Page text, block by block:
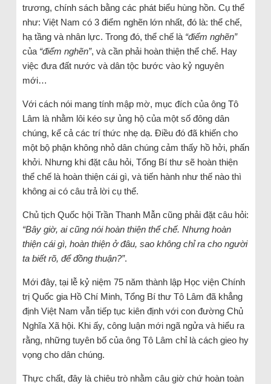
trương, chính sách bằng các phát biểu hùng hồn. Cụ thể
như: Việt Nam có 3 điểm nghẽn lớn nhất, đó là: thể chế,
hạ tầng và nhân lực. Trong đó, thể chế là “điểm nghẽn”
của “điểm nghẽn”, và cần phải hoàn thiện thể chế. Hay
việc đưa đất nước và dân tộc bước vào kỷ nguyên
mới…
Với cách nói mang tính mập mờ, mục đích của ông Tô
Lâm là nhằm lôi kéo sự ủng hộ của một số đông dân
chúng, kể cả các trí thức nhẹ dạ. Điều đó đã khiến cho
một bộ phận không nhỏ dân chúng cảm thấy hồ hởi, phấn
khởi. Nhưng khi đặt câu hỏi, Tổng Bí thư sẽ hoàn thiện
thể chế là hoàn thiện cái gì, và tiến hành như thế nào thì
không ai có câu trả lời cụ thể.
Chủ tịch Quốc hội Trần Thanh Mẫn cũng phải đặt câu hỏi:
“Bây giờ, ai cũng nói hoàn thiện thể chế. Nhưng hoàn
thiện cái gì, hoàn thiện ở đâu, sao không chỉ ra cho người
ta biết rõ, để đồng thuận?”.
Mới đây, tại lễ kỷ niệm 75 năm thành lập Học viện Chính
trị Quốc gia Hồ Chí Minh, Tổng Bí thư Tô Lâm đã khẳng
định Việt Nam vẫn tiếp tục kiên định với con đường Chủ
Nghĩa Xã hội. Khi ấy, công luận mới ngã ngửa và hiểu ra
rằng, những tuyên bố của ông Tô Lâm chỉ là cách gieo hy
vọng cho dân chúng.
Thực chất, đây là chiêu trò nhằm câu giờ chứ hoàn toàn